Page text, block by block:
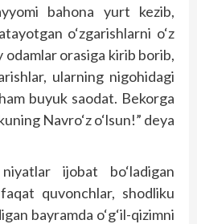
bahona yurt kezib,
o‘zgarishlarni o‘z
odamlar orasiga kirib borib,
ularning nigohidagi
buyuk saodat. Bekorga
Navro‘z o‘lsun!” deya
ijobat bo‘ladigan
quvonchlar, shodliku
bayramda o‘g‘il-qizimni